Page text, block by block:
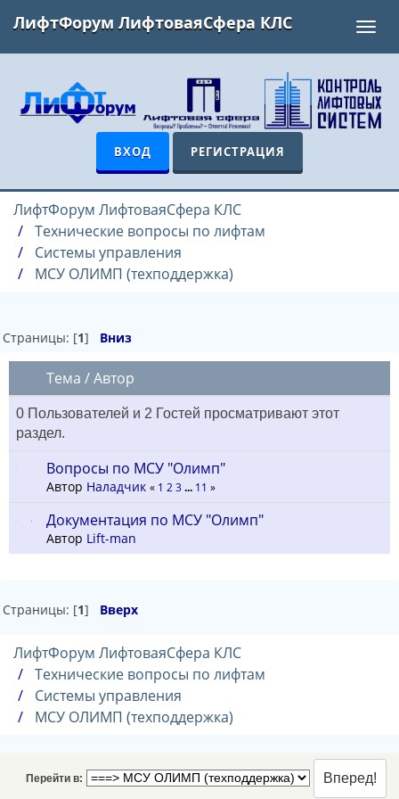
ЛифтФорум ЛифтоваяСфера КЛС
ВХОД РЕГИСТРАЦИЯ
ЛифтФорум ЛифтоваяСфера КЛС
Технические вопросы по лифтам
Системы управления
МСУ ОЛИМП (техподдержка)
Страницы: [1] Вниз
Тема /Автор
0 Пользователей и 2 Гостей просматривают этот
раздел.
Вопросы по МСУ "Олимп"
Автор Наладчик « 1 2 3 ... 11 »
Документация по МСУ "Олимп"
Автор Lift-man
Страницы: [1] Вверх
ЛифтФорум ЛифтоваяСфера КЛС
Технические вопросы по лифтам
Системы управления
МСУ ОЛИМП (техподдержка)
Перейти в: